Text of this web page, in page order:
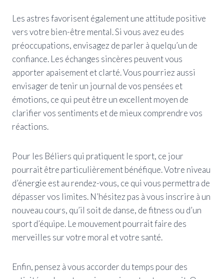
Les astres favorisent également une attitude positive
vers votre bien-être mental. Si vous avez eu des
préoccupations, envisagez de parler à quelqu’un de
confiance. Les échanges sincères peuvent vous
apporter apaisement et clarté. Vous pourriez aussi
envisager de tenir un journal de vos pensées et
émotions, ce qui peut être un excellent moyen de
clarifier vos sentiments et de mieux comprendre vos
réactions.
Pour les Béliers qui pratiquent le sport, ce jour
pourrait être particulièrement bénéfique. Votre niveau
d’énergie est au rendez-vous, ce qui vous permettra de
dépasser vos limites. N’hésitez pas à vous inscrire à un
nouveau cours, qu’il soit de danse, de fitness ou d’un
sport d’équipe. Le mouvement pourrait faire des
merveilles sur votre moral et votre santé.
Enfin, pensez à vous accorder du temps pour des